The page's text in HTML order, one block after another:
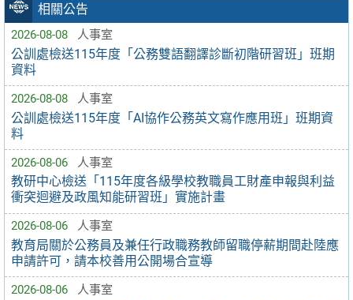
相關公告
2026-08-08 人事室
公訓處檢送115年度「公務雙語翻譯診斷初階研習班」班期
資料
2026-08-08 人事室
公訓處檢送115年度「AI協作公務英文寫作應用班」班期資
料
2026-08-06 人事室
教研中心檢送「115年度各級學校教職員工財產申報與利益
衝突迴避及政風知能研習班」實施計畫
2026-08-06 人事室
教育局關於公務員及兼任行政職務教師留職停薪期間赴陸應
申請許可，請本校善用公開場合宣導
2026-08-06 人事室